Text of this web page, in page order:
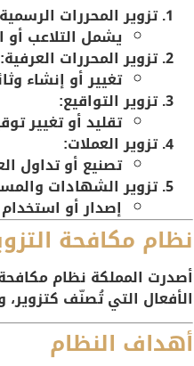
تزوير المحررات
يشمل التلاعب أو
تزوير المحررات العرفية:
تغيير أو إنشاء
تزوير التواقيع:
تقليد أو تغيير
تزوير العملات:
تصنيع أو تداول
تزوير الشهادات
إصدار أو
نظام مكافحة
أصدرت المملكة نظام
الأفعال التي تُصنّف
أهداف النظام